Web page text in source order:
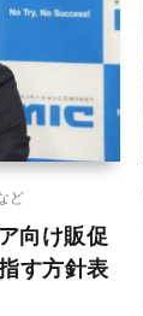
ど
向け販促
す方針表